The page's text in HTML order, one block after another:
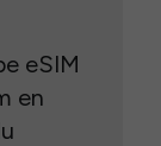
eSIM
en